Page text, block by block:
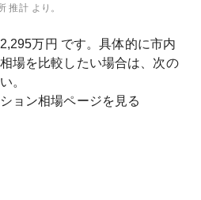
推計 より。
2,295万円 です。具体的に市内
場を比較したい場合は、次の
。
ョン相場ページを見る